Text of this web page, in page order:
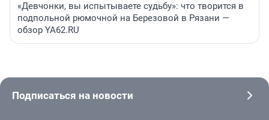
«Девчонки, вы испытываете судьбу»: что творится в
подпольной рюмочной на Березовой в Рязани —
обзор YA62.RU
Подписаться на новости